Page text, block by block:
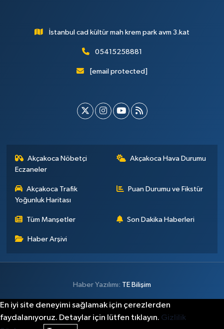
İstanbul cad kültür mah krem park avm 3.kat
05415258881
[email protected]
Akçakoca Nöbetçi
Eczaneler
Akçakoca Hava Durumu
Akçakoca Trafik
Yoğunluk Haritası
Puan Durumu ve Fikstür
Tüm Manşetler Son Dakika Haberleri
Haber Arşivi
Haber Yazılımı: TE Bilişim
En iyi site deneyimi sağlamak için çerezlerden
faydalanıyoruz. Detaylar için lütfen tıklayın. Gizlilik